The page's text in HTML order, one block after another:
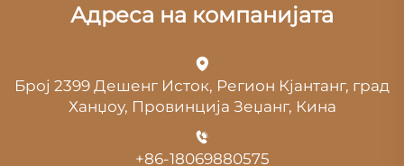
Адреса на компанијата
Број 2399 Дешенг Исток, Регион Кјантанг, град
Ханџоу, Провинција Зеџанг, Кина
+86-18069880575